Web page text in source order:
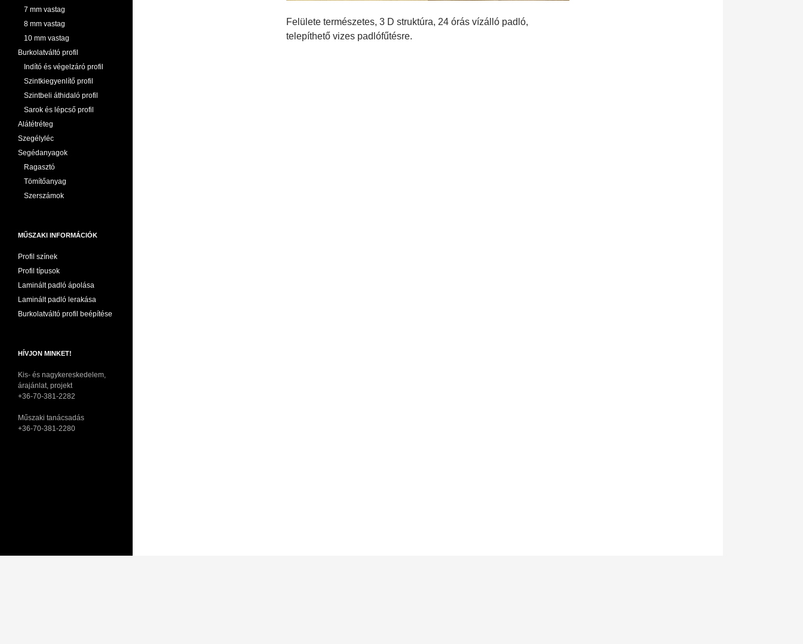
Felülete természetes, 3 D struktúra, 24 órás vízálló padló,
telepíthető vizes padlófűtésre.
7 mm vastag
8 mm vastag
10 mm vastag
Burkolatváltó profil
Indító és végelzáró profil
Szintkiegyenlítő profil
Szintbeli áthidaló profil
Sarok és lépcső profil
Alátétréteg
Szegélyléc
Segédanyagok
Ragasztó
Tömítőanyag
Szerszámok
MŰSZAKI INFORMÁCIÓK
Profil színek
Profil típusok
Laminált padló ápolása
Laminált padló lerakása
Burkolatváltó profil beépítése
HÍVJON MINKET!
Kis- és nagykereskedelem,
árajánlat, projekt
+36-70-381-2282
Műszaki tanácsadás
+36-70-381-2280